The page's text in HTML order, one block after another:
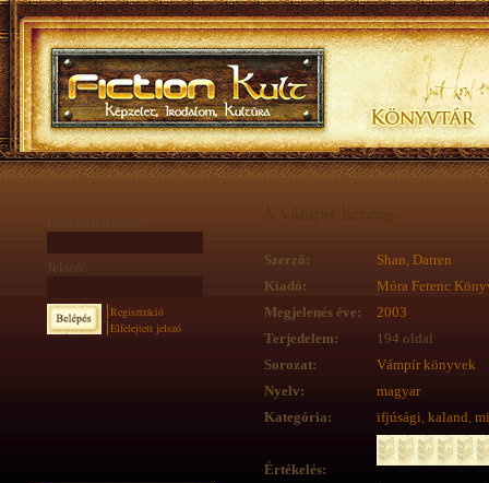
Jelszó:
Regisztráció
Elfelejtett jelszó
A vámpír herceg
Szerző:
Shan, Darren
Kiadó:
Móra Ferenc
Megjelenés éve:
2003
Terjedelem:
194 oldal
Sorozat:
Vámpír könyvek
Nyelv:
magyar
Kategória:
ifjúsági, kaland,
Értékelés: